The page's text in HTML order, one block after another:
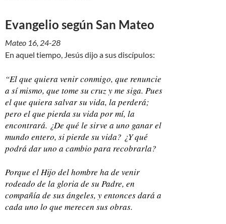
Evangelio según San Mateo
Mateo 16, 24-28
En aquel tiempo, Jesús dijo a sus discípulos:
“El que quiera venir conmigo, que renuncie
a sí mismo, que tome su cruz y me siga. Pues
el que quiera salvar su vida, la perderá;
pero el que pierda su vida por mí, la
encontrará. ¿De qué le sirve a uno ganar el
mundo entero, si pierde su vida? ¿Y qué
podrá dar uno a cambio para recobrarla?
Porque el Hijo del hombre ha de venir
rodeado de la gloria de su Padre, en
compañía de sus ángeles, y entonces dará a
cada uno lo que merecen sus obras.